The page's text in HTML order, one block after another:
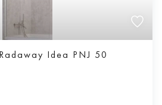
Idea PNJ 50